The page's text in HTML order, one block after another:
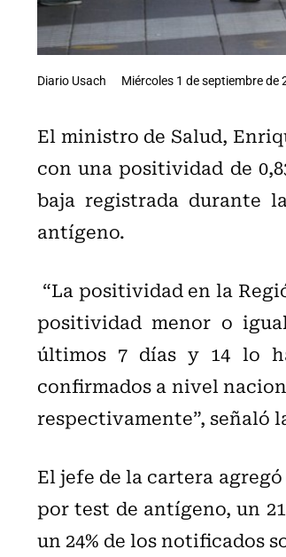
Diario Usach Miércoles 1 de septiembre de
El ministro de Salud,
con una positividad de
baja registrada durante
antígeno.
“La positividad en la
positividad menor o
últimos 7 días y 14 lo
confirmados a nivel
respectivamente”, señaló
El jefe de la cartera agregó
por test de antígeno, un
un 24% de los notificados